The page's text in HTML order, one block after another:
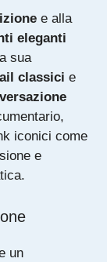
e alla
eleganti
sua
classici e
iconici come
e
un